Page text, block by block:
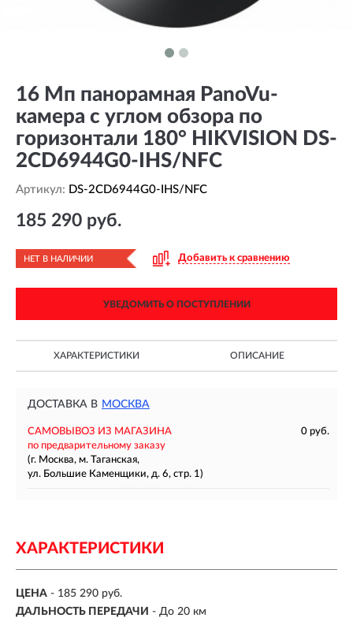
16 Мп панорамная PanoVu-
камера с углом обзора по
горизонтали 180° HIKVISION DS-
2CD6944G0-IHS/NFC
Артикул: DS-2CD6944G0-IHS/NFC
185 290 руб.
НЕТ В НАЛИЧИИ Добавить к сравнению
УВЕДОМИТЬ О ПОСТУПЛЕНИИ
ХАРАКТЕРИСТИКИ ОПИСАНИЕ
ДОСТАВКА В МОСКВА
САМОВЫВОЗ ИЗ МАГАЗИНА
0 руб.
по предварительному заказу
(г. Москва, м. Таганская,
ул. Большие Каменщики, д. 6, стр. 1)
ХАРАКТЕРИСТИКИ
ЦЕНА - 185 290 руб.
ДАЛЬНОСТЬ ПЕРЕДАЧИ - До 20 км